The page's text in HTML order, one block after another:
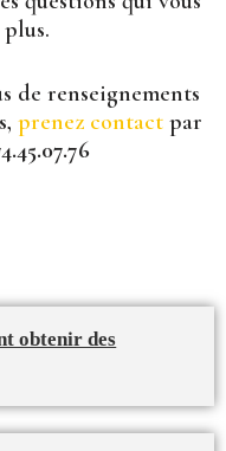
de renseignements
prenez contactpar
obtenir des